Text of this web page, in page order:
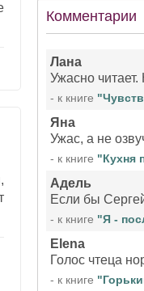
Комментарии
Лана
- к книге
Яна
- к книге "Кухня
Адель
- к книге "Я -
Elena
- к книге